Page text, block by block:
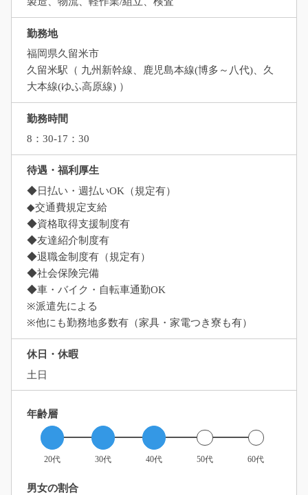
勤務地
福岡県久留米市
久留米駅（ 九州新幹線、鹿児島本線(博多～八代)、久
大本線(ゆふ高原線) ）
勤務時間
8：30-17：30
待遇・福利厚生
◆日払い・週払いOK（規定有）
◆交通費規定支給
◆資格取得支援制度有
◆友達紹介制度有
◆退職金制度有（規定有）
◆社会保険完備
◆車・バイク・自転車通勤OK
※派遣先による
※他にも勤務地多数有（家具・家電つき寮も有）
休日・休暇
土日
年齢層
20代 30代 40代 50代 60代
男女の割合